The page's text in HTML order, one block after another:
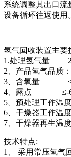
系统调整其出口流
设备循环往返使用。
氢气回收装置主要
1.处理氢气量
2、产品氢气品质：
3、含氧量
4、露点 ≤-
5、预处理工作温
6、干燥器工作温
7、干燥器再生温
技术特点:
1、 采用常压氢气